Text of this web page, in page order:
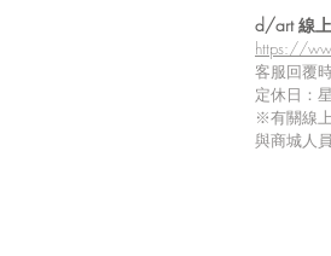
撰寫留言
d/art 線
https://
客服回覆
定休日：
※有關線
與商城人員